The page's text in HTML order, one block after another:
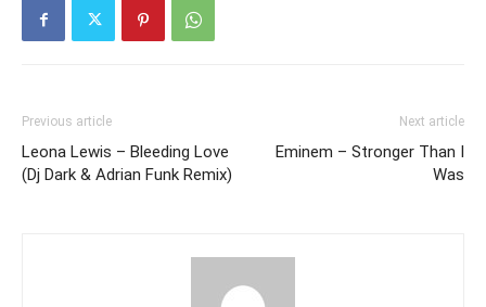
Previous article
Leona Lewis – Bleeding Love
(Dj Dark & Adrian Funk Remix)
Next article
Eminem – Stronger Than I
Was